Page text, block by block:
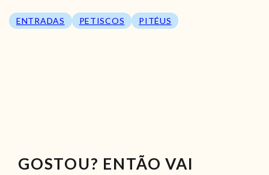
ENTRADAS PETISCOS PITÉUS
GOSTOU? ENTÃO VAI